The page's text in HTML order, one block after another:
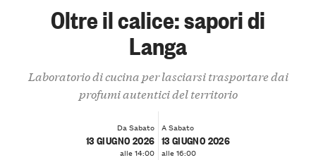
Oltre il calice: sapori di
Langa
Laboratorio di cucina per lasciarsi trasportare dai
profumi autentici del territorio
Da Sabato
13 GIUGNO 2026
alle 14:00
A Sabato
13 GIUGNO 2026
alle 16:00